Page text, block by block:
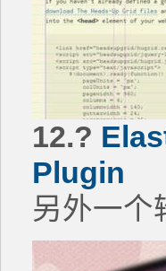
12.?
Plugin
另外一个